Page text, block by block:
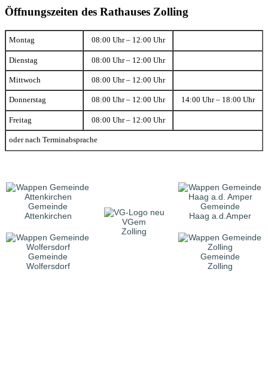
Öffnungszeiten des Rathauses Zolling
Montag 08:00 Uhr – 12:00 Uhr
Dienstag 08:00 Uhr – 12:00 Uhr
Mittwoch 08:00 Uhr – 12:00 Uhr
Donnerstag 08:00 Uhr – 12:00 Uhr 14:00 Uhr – 18:00 Uhr
Freitag 08:00 Uhr – 12:00 Uhr
oder nach Terminabsprache
Gemeinde
Attenkirchen
VGem
Zolling
Gemeinde
Haag a.d.Amper
Gemeinde
Wolfersdorf
Gemeinde
Zolling